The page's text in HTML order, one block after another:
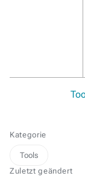
Kategorie
Tools
Zuletzt geändert